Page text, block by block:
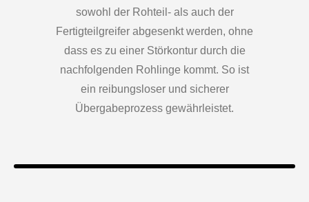
sowohl der Rohteil- als auch der
Fertigteilgreifer abgesenkt werden, ohne
dass es zu einer Störkontur durch die
nachfolgenden Rohlinge kommt. So ist
ein reibungsloser und sicherer
Übergabeprozess gewährleistet.